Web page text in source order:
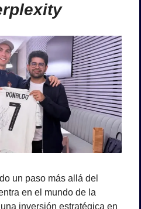
un paso más allá del
en el mundo de la